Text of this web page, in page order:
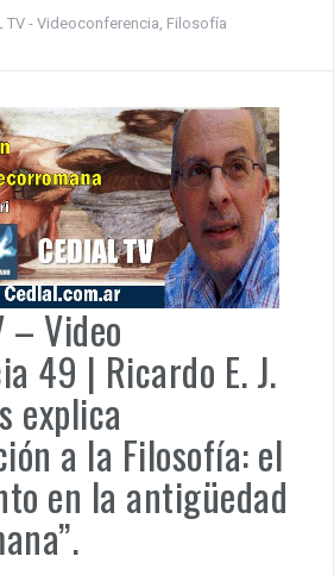
TV - Videoconferencia Filosofía
– Video
49 | Ricardo E. J.
explica
a la Filosofía: el
en la antigüedad